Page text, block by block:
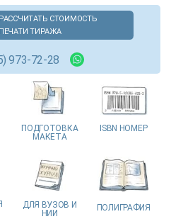
РАССЧИТАТЬ СТОИМОСТЬ
ПЕЧАТИ ТИРАЖА
973-72-28
ПОДГОТОВКА
МАКЕТА
ISBN НОМЕР
ДЛЯ ВУЗОВ И
НИИ
ПОЛИГРАФИЯ